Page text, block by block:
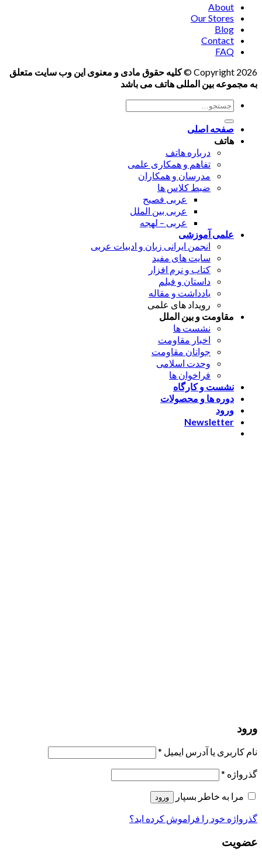
About
Our Stores
Blog
Contact
FAQ
Copyright 2026 ©
کلیه حقوق مادی و معنوی این وب سایت متعلق
به مجموعه بین المللی هاتف می باشد
جستجو
برای:
صفحه اصلی
هاتف
درباره هاتف
تفاهم و همکاری علمی
مدرسان و همکاران
ضبط کلاس ها
عربی فصیح
عربی بین الملل
عربی – لهجه
علمی آموزشی
انجمن ایرانی زبان و ادبیات عربی
سایت های مفید
کتاب و نرم افزار
داستان و فیلم
یادداشت و مقاله
رویداد های علمی
مقاومت و بین الملل
نشست ها
اخبار مقاومت
جوانان مقاومت
وحدت اسلامی
فراخوان ها
نشست و کارگاه
دوره ها و محصولات
ورود
Newsletter
ورود
نام کاربری یا آدرس ایمیل *
گذرواژه *
مرا به خاطر بسپار
ورود
گذرواژه خود را فراموش کرده اید؟
عضویت